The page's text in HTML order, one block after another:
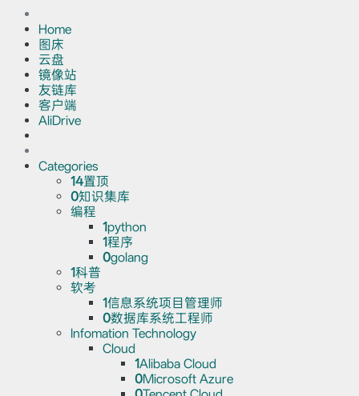
Home
图床
云盘
镜像站
友链库
客户端
AliDrive
Categories
14置顶
0知识集库
编程
1python
1程序
0golang
1科普
软考
1信息系统项目管理师
0数据库系统工程师
Infomation Technology
Cloud
1Alibaba Cloud
0Microsoft Azure